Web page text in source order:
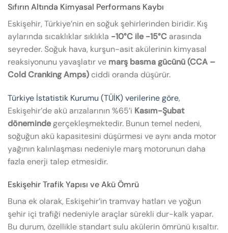
Sıfırın Altında Kimyasal Performans Kaybı
Eskişehir, Türkiye’nin en soğuk şehirlerinden biridir. Kış
aylarında sıcaklıklar sıklıkla -10°C ile -15°C arasında
seyreder. Soğuk hava, kurşun-asit akülerinin kimyasal
reaksiyonunu yavaşlatır ve marş basma gücünü (CCA –
Cold Cranking Amps) ciddi oranda düşürür.
Türkiye İstatistik Kurumu (TÜİK) verilerine göre,
Eskişehir’de akü arızalarının %65’i Kasım-Şubat
dönemindegerçekleşmektedir. Bunun temel nedeni,
soğuğun akü kapasitesini düşürmesi ve aynı anda motor
yağının kalınlaşması nedeniyle marş motorunun daha
fazla enerji talep etmesidir.
Eskişehir Trafik Yapısı ve Akü Ömrü
Buna ek olarak, Eskişehir’in tramvay hatları ve yoğun
şehir içi trafiği nedeniyle araçlar sürekli dur-kalk yapar.
Bu durum, özellikle standart sulu akülerin ömrünü kısaltır.